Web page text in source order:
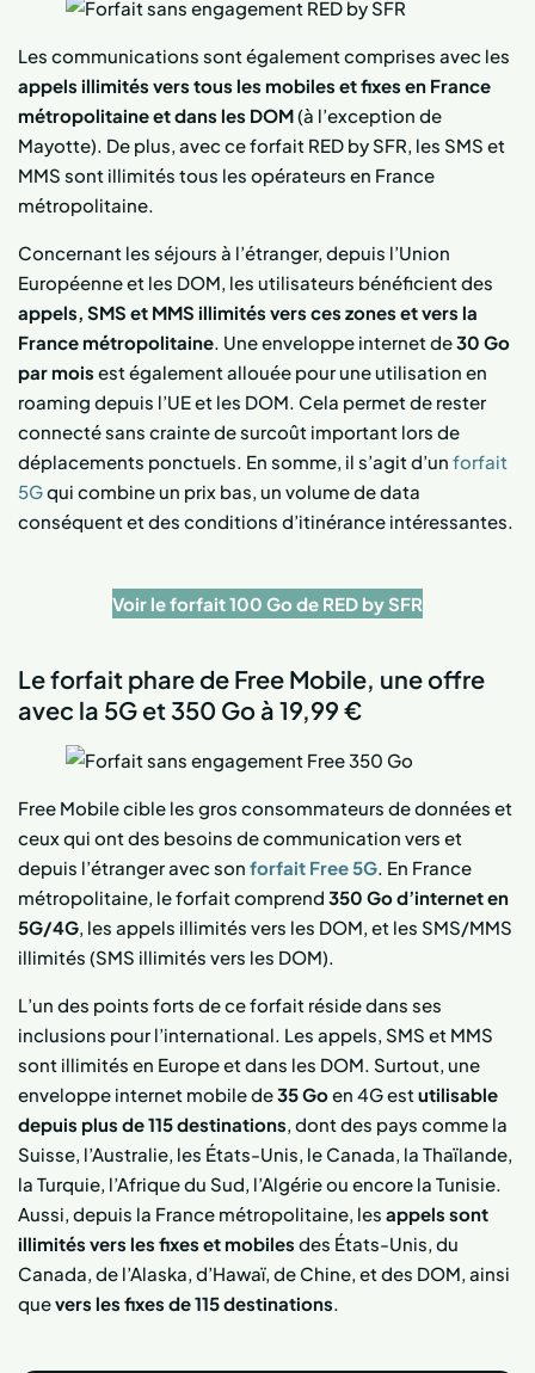
Les communications sont également comprises avec les
appels illimités vers tous les mobiles et fixes en France
métropolitaine et dans les DOM(à l’exception de
Mayotte). De plus, avec ce forfait RED by SFR, les SMS et
MMS sont illimités tous les opérateurs en France
métropolitaine.
Concernant les séjours à l’étranger, depuis l’Union
Européenne et les DOM, les utilisateurs bénéficient des
appels, SMS et MMS illimités vers ces zones et vers la
France métropolitaine . Une enveloppe internet de30 Go
par mois est également allouée pour une utilisation en
roaming depuis l’UE et les DOM. Cela permet de rester
connecté sans crainte de surcoût important lors de
déplacements ponctuels. En somme, il s’agit d’un forfait
5Gqui combine un prix bas, un volume de data
conséquent et des conditions d’itinérance intéressantes.
Voir le forfait 100 Go de RED by SFR
Le forfait phare de Free Mobile, une offre
avec la 5G et 350 Go à 19,99 €
Free Mobile cible les gros consommateurs de données et
ceux qui ont des besoins de communication vers et
depuis l’étranger avec son forfait Free 5G. En France
métropolitaine, le forfait comprend 350 Go d’internet en
5G/4G, les appels illimités vers les DOM, et les SMS/MMS
illimités (SMS illimités vers les DOM).
L’un des points forts de ce forfait réside dans ses
inclusions pour l’international. Les appels, SMS et MMS
sont illimités en Europe et dans les DOM. Surtout, une
enveloppe internet mobile de35 Goen 4G estutilisable
depuis plus de 115 destinations , dont des pays comme la
Suisse, l’Australie, les États-Unis, le Canada, la Thaïlande,
la Turquie, l’Afrique du Sud, l’Algérie ou encore la Tunisie.
Aussi, depuis la France métropolitaine, les appels sont
illimités vers les fixes et mobiles des États-Unis, du
Canada, de l’Alaska, d’Hawaï, de Chine, et des DOM, ainsi
quevers les fixes de 115 destinations